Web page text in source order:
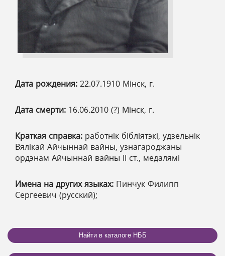
Дата рождения: 22.07.1910 Мінск, г.
Дата смерти: 16.06.2010 (?) Мінск, г.
Краткая справка: работнік бібліятэкі, удзельнік
Вялікай Айчыннай вайны, узнагароджаны
ордэнам Айчыннай вайны ІІ ст., медалямі
Имена на других языках: Пинчук Филипп
Сергеевич (русский);
Найти в каталоге НББ